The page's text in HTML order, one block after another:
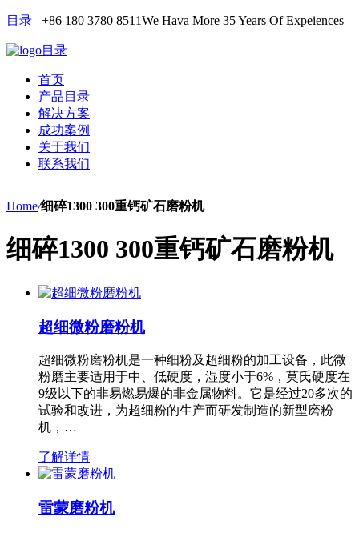
目录 +86 180 3780 8511We Hava More 35 Years Of Expeiences
目录
首页
产品目录
解决方案
成功案例
关于我们
联系我们
Home/细碎1300 300重钙矿石磨粉机
细碎1300 300重钙矿石磨粉机
超细微粉磨粉机
超细微粉磨粉机是一种细粉及超细粉的加工设备，此微
粉磨主要适用于中、低硬度，湿度小于6%，莫氏硬度在
9级以下的非易燃易爆的非金属物料。它是经过20多次的
试验和改进，为超细粉的生产而研发制造的新型磨粉
机，…
了解详情
雷蒙磨粉机